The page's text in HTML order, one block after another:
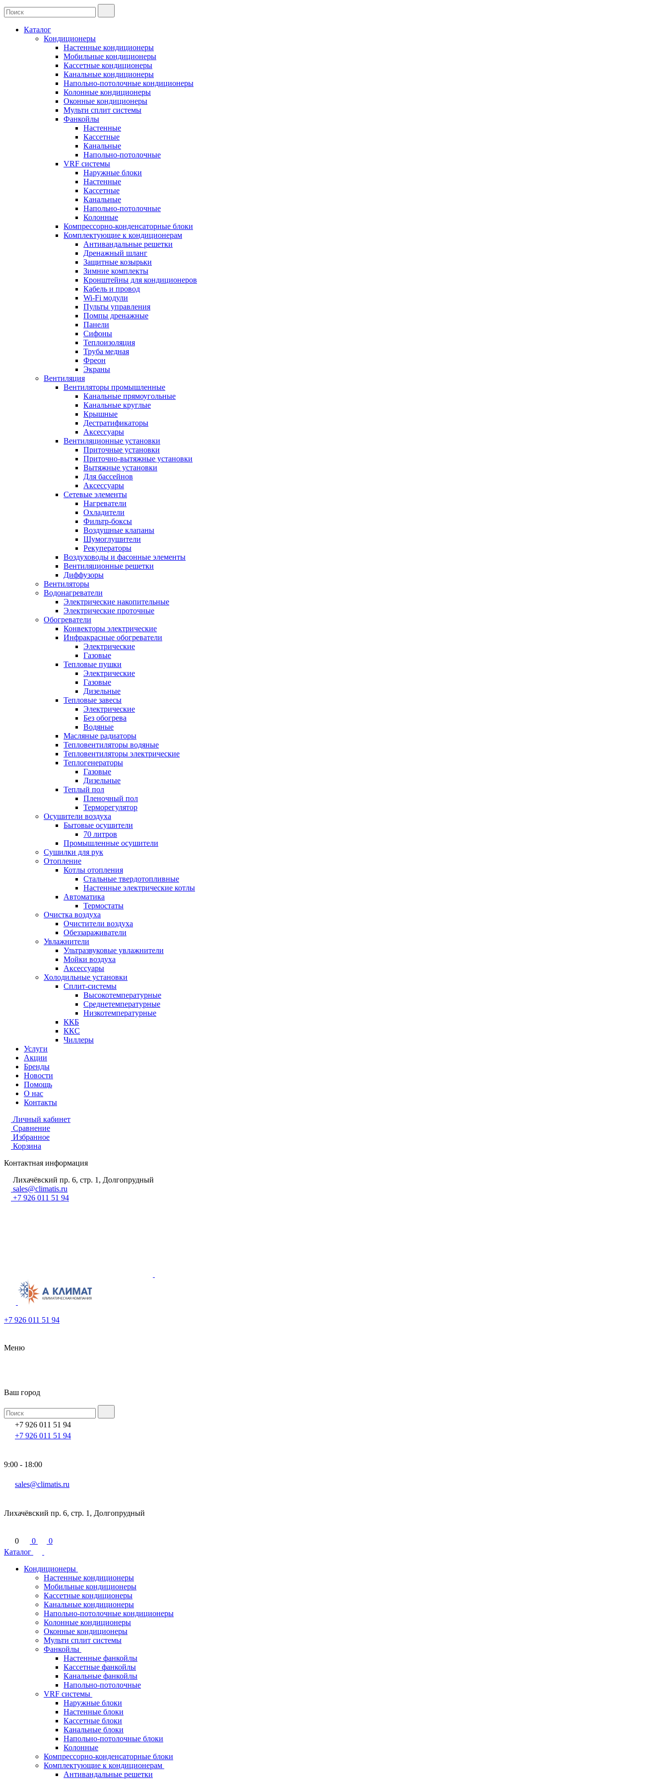
Каталог
Кондиционеры
Настенные кондиционеры
Мобильные кондиционеры
Кассетные кондиционеры
Канальные кондиционеры
Напольно-потолочные кондиционеры
Колонные кондиционеры
Оконные кондиционеры
Мульти сплит системы
Фанкойлы
Настенные
Кассетные
Канальные
Напольно-потолочные
VRF системы
Наружные блоки
Настенные
Кассетные
Канальные
Напольно-потолочные
Колонные
Компрессорно-конденсаторные блоки
Комплектующие к кондиционерам
Антивандальные решетки
Дренажный шланг
Защитные козырьки
Зимние комплекты
Кронштейны для кондиционеров
Кабель и провод
Wi-Fi модули
Пульты управления
Помпы дренажные
Панели
Сифоны
Теплоизоляция
Труба медная
Фреон
Экраны
Вентиляция
Вентиляторы промышленные
Канальные прямоугольные
Канальные круглые
Крышные
Дестратификаторы
Аксессуары
Вентиляционные установки
Приточные установки
Приточно-вытяжные установки
Вытяжные установки
Для бассейнов
Аксессуары
Сетевые элементы
Нагреватели
Охладители
Фильтр-боксы
Воздушные клапаны
Шумоглушители
Рекуператоры
Воздуховоды и фасонные элементы
Вентиляционные решетки
Диффузоры
Вентиляторы
Водонагреватели
Электрические накопительные
Электрические проточные
Обогреватели
Конвекторы электрические
Инфракрасные обогреватели
Электрические
Газовые
Тепловые пушки
Электрические
Газовые
Дизельные
Тепловые завесы
Электрические
Без обогрева
Водяные
Масляные радиаторы
Тепловентиляторы водяные
Тепловентиляторы электрические
Теплогенераторы
Газовые
Дизельные
Теплый пол
Пленочный пол
Терморегулятор
Осушители воздуха
Бытовые осушители
70 литров
Промышленные осушители
Сушилки для рук
Отопление
Котлы отопления
Стальные твердотопливные
Настенные электрические котлы
Автоматика
Термостаты
Очистка воздуха
Очистители воздуха
Обеззараживатели
Увлажнители
Ультразвуковые увлажнители
Мойки воздуха
Аксессуары
Холодильные установки
Сплит-системы
Высокотемпературные
Среднетемпературные
Низкотемпературные
ККБ
ККС
Чиллеры
Услуги
Акции
Бренды
Новости
Помощь
О нас
Контакты
Личный кабинет
Сравнение
Избранное
Корзина
Контактная информация
Лихачёвский пр. 6, стр. 1, Долгопрудный
sales@climatis.ru
+7 926 011 51 94
+7 926 011 51 94
Меню
Ваш город
+7 926 011 51 94
+7 926 011 51 94
9:00 - 18:00
sales@climatis.ru
Лихачёвский пр. 6, стр. 1, Долгопрудный
0 0
0
Каталог
Кондиционеры
Настенные кондиционеры
Мобильные кондиционеры
Кассетные кондиционеры
Канальные кондиционеры
Напольно-потолочные кондиционеры
Колонные кондиционеры
Оконные кондиционеры
Мульти сплит системы
Фанкойлы
Настенные фанкойлы
Кассетные фанкойлы
Канальные фанкойлы
Напольно-потолочные
VRF системы
Наружные блоки
Настенные блоки
Кассетные блоки
Канальные блоки
Напольно-потолочные блоки
Колонные
Компрессорно-конденсаторные блоки
Комплектующие к кондиционерам
Антивандальные решетки